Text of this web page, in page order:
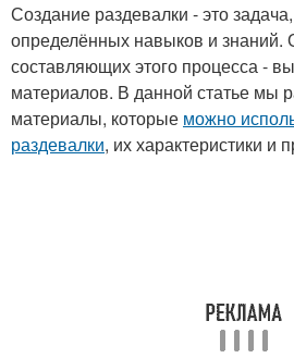
Создание раздевалки - это
определённых навыков и знаний.
составляющих этого процесса -
материалов. В данной статье мы
материалы, которые можно
раздевалки, их характеристики и